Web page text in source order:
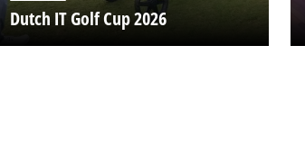
Dutch IT Golf Cup 2026